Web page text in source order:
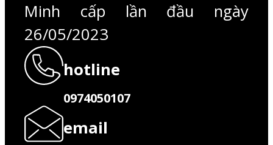
Minh cấp lần đầu ngày
26/05/2023
hotline
0974050107
email